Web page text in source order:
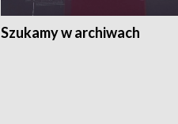
Szukamy w archiwach